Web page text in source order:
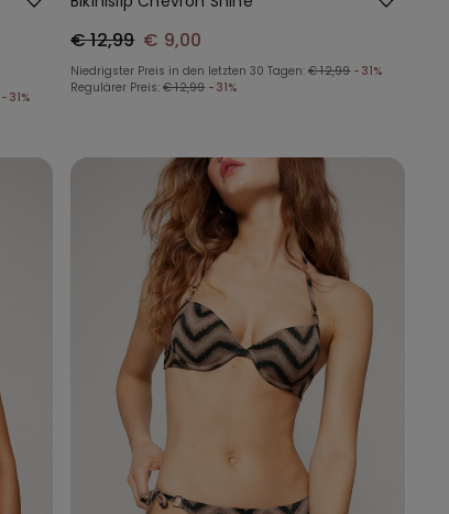
-31%
€ 12,99 € 9,00
Niedrigster Preis in den letzten 30 Tagen: € 12,99 -31%
Regulärer Preis: € 12,99 -31%